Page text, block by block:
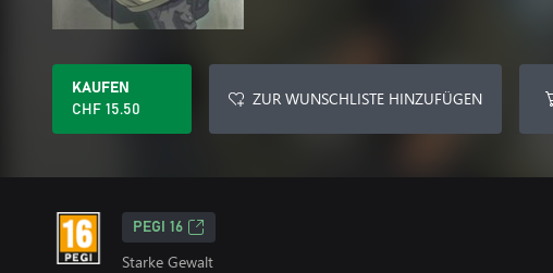
KAUFEN
CHF 15.50
ZUR WUNSCHLISTE HINZUFÜGEN
PEGI 16
Starke Gewalt